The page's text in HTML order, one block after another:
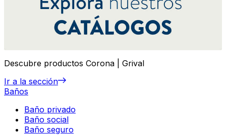
Descubre productos Corona | Grival
Ir a la sección
Baños
Baño privado
Baño social
Baño seguro